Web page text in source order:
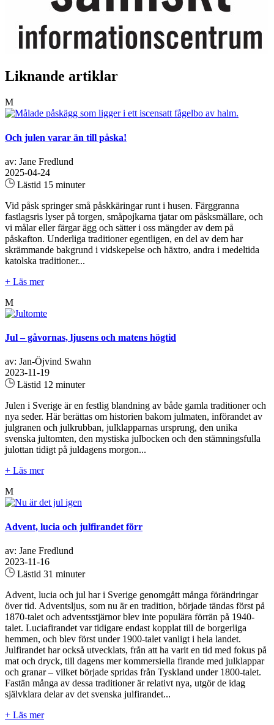
Liknande artiklar
M
Och julen varar än till påska!
av: Jane Fredlund
2025-04-24
Lästid 15 minuter
Vid påsk springer små påskkäringar runt i husen. Färggranna
fastlagsris lyser på torgen, småpojkarna tjatar om påsksmällare, och
vi målar eller färgar ägg och sätter i oss mängder av dem på
påskafton. Underliga traditioner egentligen, en del av dem har
skrämmande bakgrund i vidskepelse och häxtro, andra i medeltida
katolska traditioner...
+ Läs mer
M
Jul – gåvornas, ljusens och matens högtid
av: Jan-Öjvind Swahn
2023-11-19
Lästid 12 minuter
Julen i Sverige är en festlig blandning av både gamla traditioner och
nya seder. Här berättas om historien bakom julmaten, införandet av
julgranen och julkrubban, julklapparnas ursprung, den unika
svenska jultomten, den mystiska julbocken och den stämningsfulla
julottan tidigt på juldagens morgon...
+ Läs mer
M
Advent, lucia och julfirandet förr
av: Jane Fredlund
2023-11-16
Lästid 31 minuter
Advent, lucia och jul har i Sverige genomgått många förändringar
över tid. Adventsljus, som nu är en tradition, började tändas först på
1870-talet och adventsstjärnor blev inte populära förrän på 1940-
talet. Luciafirandet var tidigare endast kopplat till de borgerliga
hemmen, och blev först under 1900-talet vanligt i hela landet.
Julfirandet har också utvecklats, från att ha varit en tid med fokus på
mat och dryck, till dagens mer kommersiella firande med julklappar
och granar – vilket började spridas från Tyskland under 1800-talet.
Fastän många av dessa traditioner är relativt nya, utgör de idag
självklara delar av det svenska julfirandet...
+ Läs mer